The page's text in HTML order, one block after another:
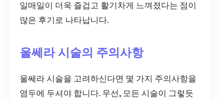
일매일이 더욱 즐겁고 활기차게 느껴졌다는 점이
많은 후기로 나타납니다.
울쎄라 시술의 주의사항
울쎄라 시술을 고려하신다면 몇 가지 주의사항을
염두에 두셔야 합니다. 우선, 모든 시술이 그렇듯